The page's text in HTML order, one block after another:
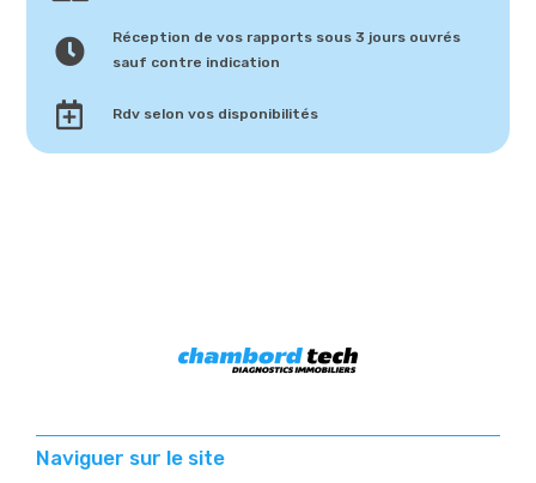
Réception de vos rapports sous 3 jours ouvrés
sauf contre indication
Rdv selon vos disponibilités
Naviguer sur le site